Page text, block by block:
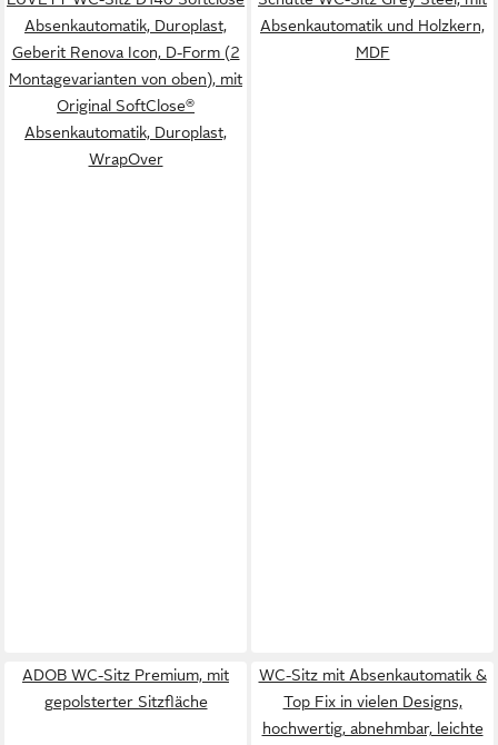
Absenkautomatik, Duroplast,
Geberit Renova Icon, D-Form (2
Montagevarianten von oben), mit
Original SoftClose®
Absenkautomatik, Duroplast,
WrapOver
Absenkautomatik und Holzkern,
MDF
ADOB WC-Sitz Premium, mit
gepolsterter Sitzfläche
WC-Sitz mit Absenkautomatik &
Top Fix in vielen Designs,
hochwertig, abnehmbar, leichte